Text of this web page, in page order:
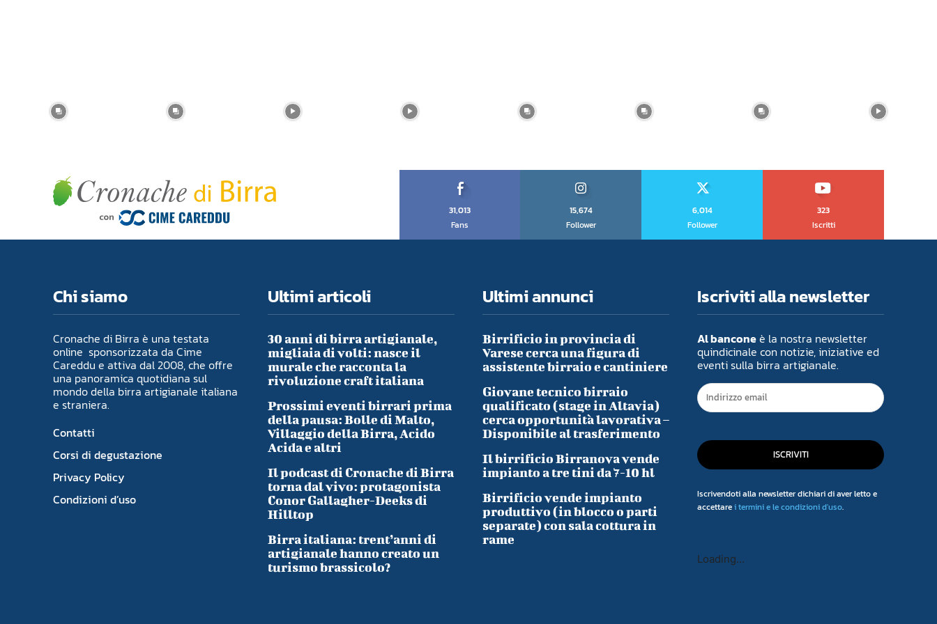
31,013
Fans
15,674
Follower
6,014
Follower
323
Iscritti
Chi siamo
Cronache di Birra è una testata
online sponsorizzata da Cime
Careddu e attiva dal 2008, che offre
una panoramica quotidiana sul
mondo della birra artigianale italiana
e straniera.
Contatti
Corsi di degustazione
Privacy Policy
Condizioni d’uso
Ultimi articoli
30 anni di birra artigianale,
migliaia di volti: nasce il
murale che racconta la
rivoluzione craft italiana
Prossimi eventi birrari prima
della pausa: Bolle di Malto,
Villaggio della Birra, Acido
Acida e altri
Il podcast di Cronache di Birra
torna dal vivo: protagonista
Conor Gallagher-Deeks di
Hilltop
Birra italiana: trent’anni di
artigianale hanno creato un
turismo brassicolo?
Ultimi annunci
Birrificio in provincia di
Varese cerca una figura di
assistente birraio e cantiniere
Giovane tecnico birraio
qualificato (stage in Altavia)
cerca opportunità lavorativa –
Disponibile al trasferimento
Il birrificio Birranova vende
impianto a tre tini da 7-10 hl
Birrificio vende impianto
produttivo (in blocco o parti
separate) con sala cottura in
rame
Iscriviti alla newsletter
Al banconeè la nostra newsletter
quindicinale con notizie, iniziative ed
eventi sulla birra artigianale.
ISCRIVITI
Iscrivendoti alla newsletter dichiari di aver letto e
accettarei termini e le condizioni d'uso.
Loading...